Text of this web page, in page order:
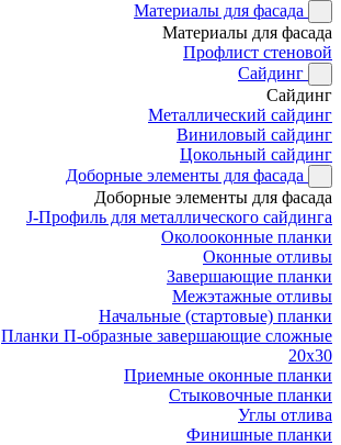
Материалы для фасада
Материалы для фасада
Профлист стеновой
Сайдинг
Сайдинг
Металлический сайдинг
Виниловый сайдинг
Цокольный сайдинг
Доборные элементы для фасада
Доборные элементы для фасада
J-Профиль для металлического сайдинга
Околооконные планки
Оконные отливы
Завершающие планки
Межэтажные отливы
Начальные (стартовые) планки
Планки П-образные завершающие сложные
20x30
Приемные оконные планки
Стыковочные планки
Углы отлива
Финишные планки